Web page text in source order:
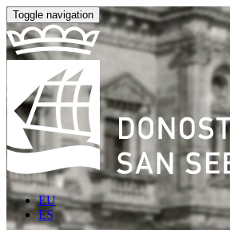
Toggle navigation
EU
ES